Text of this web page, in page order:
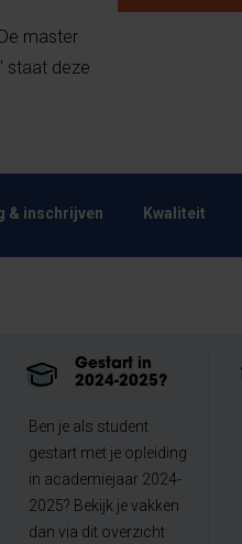
master
staat deze
& inschrijven Kwaliteit
Gestart in
2024-2025?
Ben je als student
gestart met je opleiding
in academiejaar 2024-
2025? Bekijk je vakken
dan via dit overzicht